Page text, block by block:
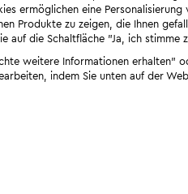
ermöglichen eine
Produkte zu zeigen, die Ihnen
auf die Schaltfläche "Ja, ich stimme
weitere Informationen erhalten"
indem Sie unten auf der